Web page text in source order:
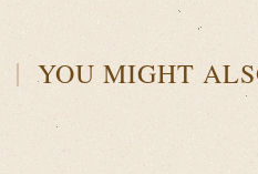
YOU MIGHT